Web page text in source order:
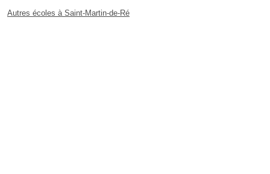
Autres écoles à Saint-Martin-de-Ré